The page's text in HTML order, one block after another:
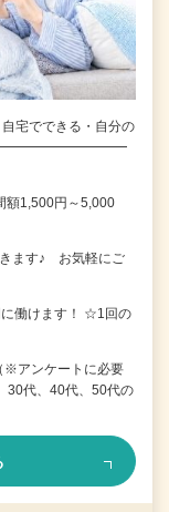
宅でできる・自分の
額1,500円～5,000
ます♪ お気軽にご
働けます！ ☆1回の
※アンケートに必要
代、40代、50代の